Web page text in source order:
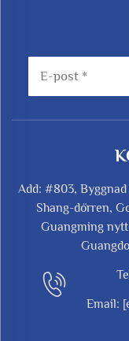
Add: #803,
Shang-dörren,
Guangming nytt
Email: